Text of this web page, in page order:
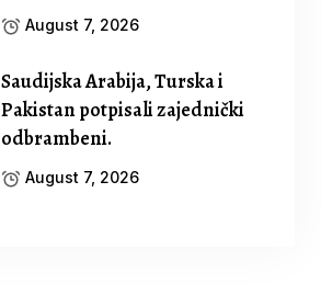
August 7, 2026
Saudijska Arabija, Turska i
Pakistan potpisali zajednički
odbrambeni.
August 7, 2026